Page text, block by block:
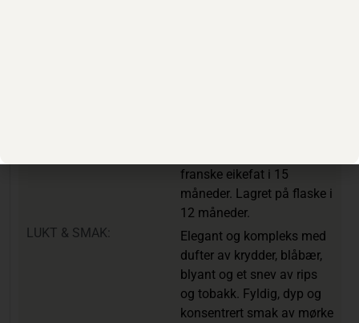
franske eikefat i 15
måneder. Lagret på flaske i
12 måneder.
LUKT & SMAK:
Elegant og kompleks med
dufter av krydder, blåbær,
blyant og et snev av rips
og tobakk. Fyldig, dyp og
konsentrert smak av mørke